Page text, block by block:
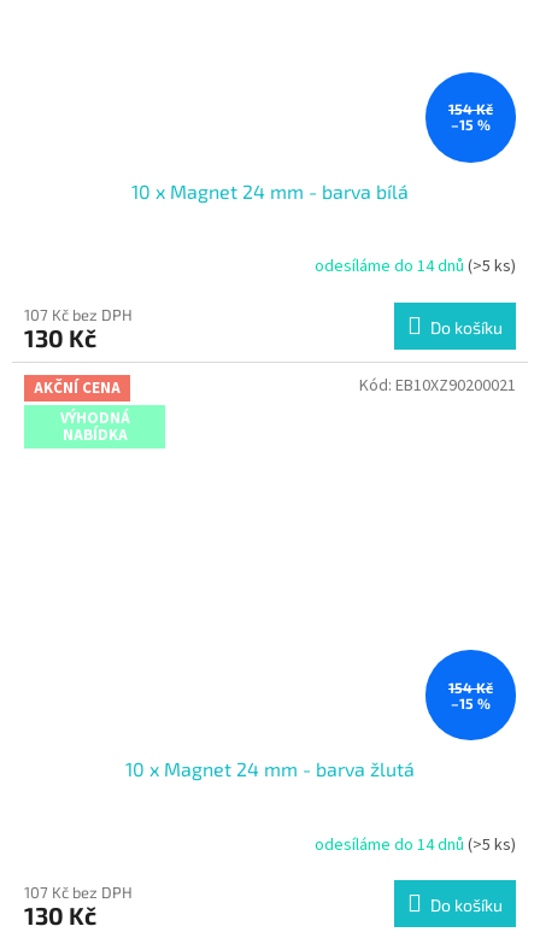
154 Kč
–15 %
10 x Magnet 24 mm - barva bílá
odesíláme do 14 dnů (>5 ks)
107 Kč bez DPH
130 Kč Do košíku
AKČNÍ CENA
VÝHODNÁ
NABÍDKA
154 Kč
–15 %
10 x Magnet 24 mm - barva žlutá
odesíláme do 14 dnů (>5 ks)
107 Kč bez DPH
130 Kč Do košíku
Kód: EB10XZ90200021